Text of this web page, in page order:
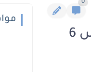
0
رواية ميراث نور الجزء الخامس ( عصا مارو) الفصل السادس 6